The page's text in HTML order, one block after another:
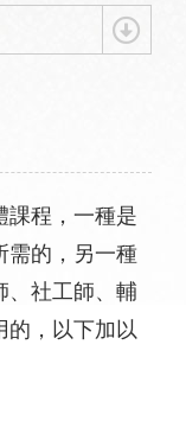
課程，一種是
需的，另一種
、社工師、輔
的，以下加以